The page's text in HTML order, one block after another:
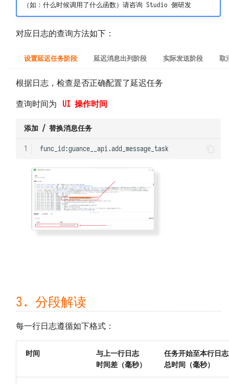
（如：什么时候调用了什么函数）请咨询 Studio 侧研发
对应日志的查询方法如下：
设置延迟任务阶段 延迟消息出列阶段 实际发送阶段 取
根据日志，检查是否正确配置了延迟任务
查询时间为 UI 操作时间
添加 / 替换消息任务
1
3. 分段解读
每一行日志遵循如下格式：
时间
与上一行日志
时间差（毫秒）
任务开始至本行日志
总时间（毫秒）